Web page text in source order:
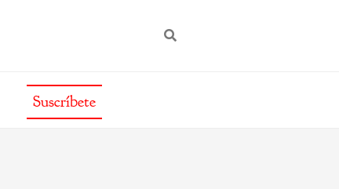
BUSCAR
Suscríbete